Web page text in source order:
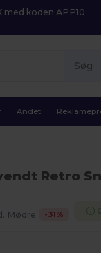
koden APP10
Søg
Andet
Retro
Mødre -31%